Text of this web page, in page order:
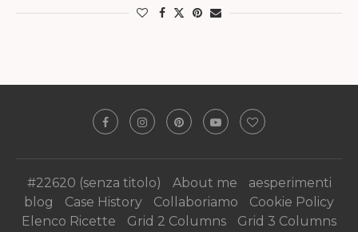
#22620 (senza titolo) About me
aesperimenti
blog
Case History Collaboriamo
Cookie Policy
Elenco Ricette
Grid 2 Columns
Grid 3 Columns